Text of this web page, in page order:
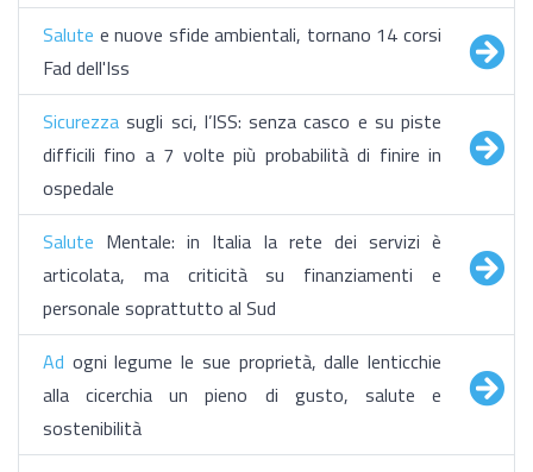
Salute e nuove sfide ambientali, tornano 14 corsi
Fad dell'Iss
Sicurezza sugli sci, l’ISS: senza casco e su piste
difficili fino a 7 volte più probabilità di finire in
ospedale
Salute Mentale: in Italia la rete dei servizi è
articolata, ma criticità su finanziamenti e
personale soprattutto al Sud
Ad ogni legume le sue proprietà, dalle lenticchie
alla cicerchia un pieno di gusto, salute e
sostenibilità